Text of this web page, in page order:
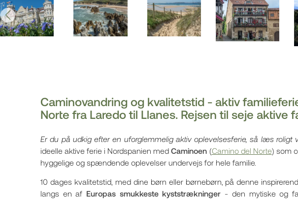
Caminovandring og kvalitetstid - aktiv
Norte fra Laredo til Llanes. Rejsen til seje aktive
Er du på udkig efter en uforglemmelig aktiv oplevelsesferie, så læs roligt
ideelle aktive ferie i Nordspanien medCaminoen (Camino del Norte) som
hyggelige og spændende oplevelser undervejs for hele familie.
10 dages kvalitetstid, med dine børn eller børnebørn, på denne
langs en af Europas smukkeste kyststrækninger - den mytiske og